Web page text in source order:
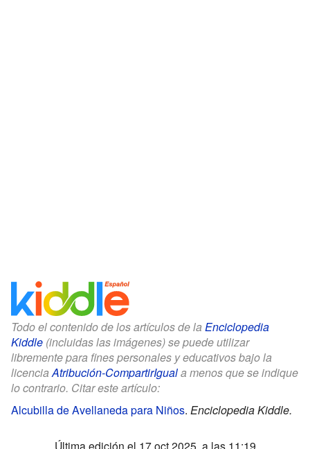
Todo el contenido de los artículos de la Enciclopedia
Kiddle (incluidas las imágenes) se puede utilizar
libremente para fines personales y educativos bajo la
licenciaAtribución-CompartirIguala menos que se indique
lo contrario. Citar este artículo:
Alcubilla de Avellaneda para Niños. Enciclopedia Kiddle.
Última edición el 17 oct 2025, a las 11:19